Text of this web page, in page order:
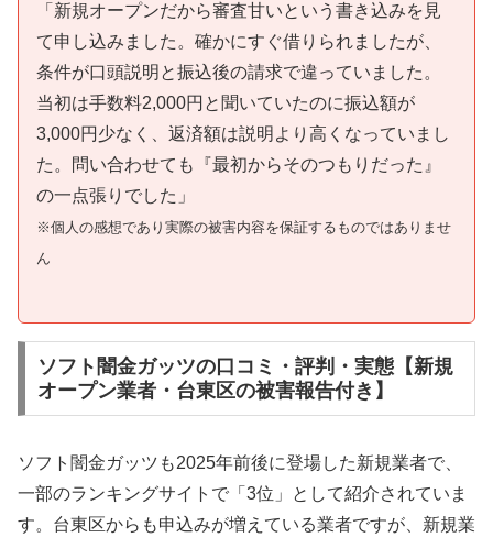
「新規オープンだから審査甘いという書き込みを見
て申し込みました。確かにすぐ借りられましたが、
条件が口頭説明と振込後の請求で違っていました。
当初は手数料2,000円と聞いていたのに振込額が
3,000円少なく、返済額は説明より高くなっていまし
た。問い合わせても『最初からそのつもりだった』
の一点張りでした」
※個人の感想であり実際の被害内容を保証するものではありませ
ん
ソフト闇金ガッツの口コミ・評判・実態【新規
オープン業者・台東区の被害報告付き】
ソフト闇金ガッツも2025年前後に登場した新規業者で、
一部のランキングサイトで「3位」として紹介されていま
す。台東区からも申込みが増えている業者ですが、新規業